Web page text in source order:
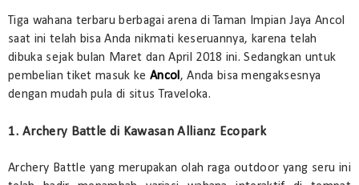
Tiga wahana terbaru berbagai arena di Taman Impian Jaya Ancol
saat ini telah bisa Anda nikmati keseruannya, karena telah
dibuka sejak bulan Maret dan April 2018 ini. Sedangkan untuk
pembelian tiket masuk keAncol, Anda bisa mengaksesnya
dengan mudah pula di situs Traveloka.
1. Archery Battle di Kawasan Allianz Ecopark
Archery Battle yang merupakan olah raga outdoor yang seru ini